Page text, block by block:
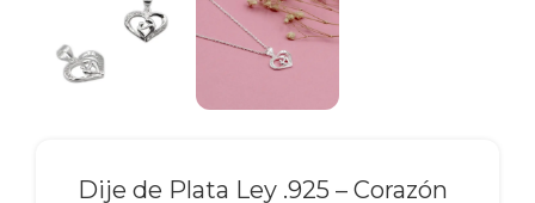
Dije de Plata Ley .925 – Corazón